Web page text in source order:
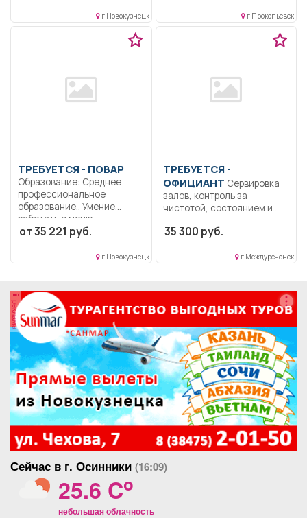
г Новокузнецк
Организована доставка
автобусами..
г Прокопьевск
ТРЕБУЕТСЯ - ПОВАР
Образование: Среднее
профессиональное
образование.. Умение
работать с меню-
требованием,
от 35 221 руб.
г Новокузнецк
ТРЕБУЕТСЯ -
ОФИЦИАНТ
залов, контроль за
чистотой, состоянием и
Консультирование...
35 300 руб.
г Междуреченск
реклама
Сейчас в г. Осинники (16:09)
25.6 Co
небольшая облачность